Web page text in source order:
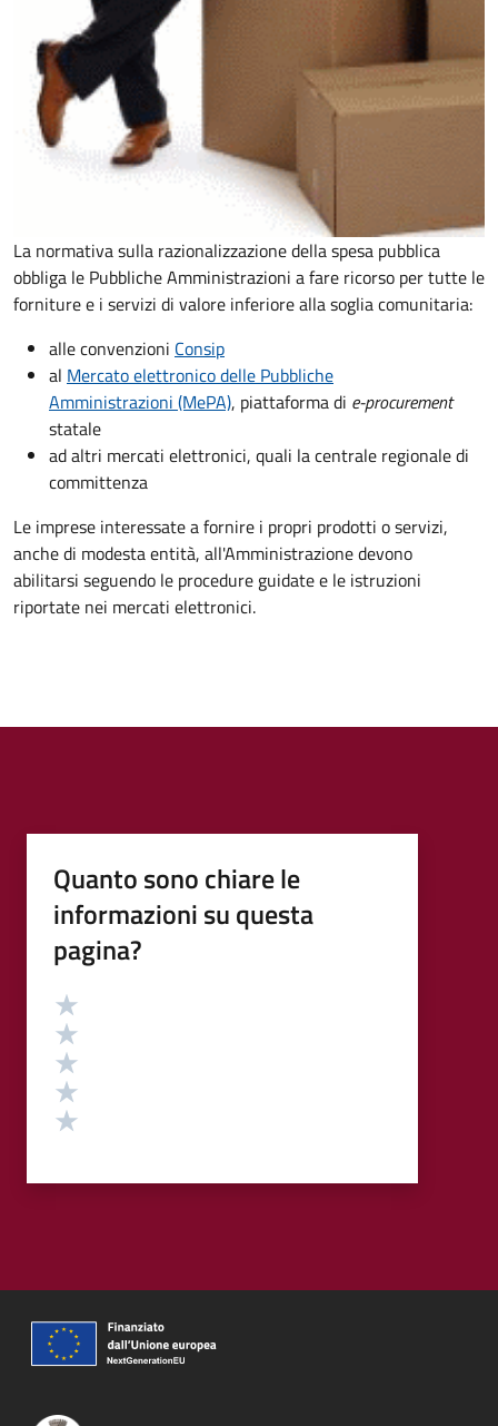
La normativa sulla razionalizzazione della spesa pubblica
obbliga le Pubbliche Amministrazioni a fare ricorso per tutte le
forniture e i servizi di valore inferiore alla soglia comunitaria:
alle convenzioni Consip
al Mercato elettronico delle Pubbliche
Amministrazioni (MePA), piattaforma di e-procurement
statale
ad altri mercati elettronici, quali la centrale regionale di
committenza
Le imprese interessate a fornire i propri prodotti o servizi,
anche di modesta entità, all'Amministrazione devono
abilitarsi seguendo le procedure guidate e le istruzioni
riportate nei mercati elettronici.
Quanto sono chiare le
informazioni su questa
pagina?
Valutazione